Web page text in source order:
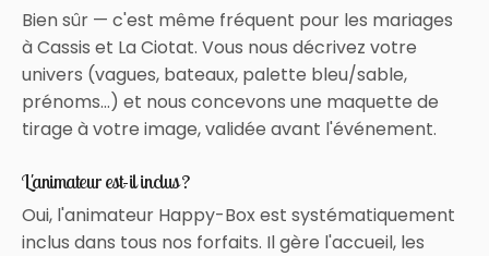
Bien sûr — c'est même fréquent pour les mariages
à Cassis et La Ciotat. Vous nous décrivez votre
univers (vagues, bateaux, palette bleu/sable,
prénoms…) et nous concevons une maquette de
tirage à votre image, validée avant l'événement.
L'animateur est-il inclus ?
Oui, l'animateur Happy-Box est systématiquement
inclus dans tous nos forfaits. Il gère l'accueil, les